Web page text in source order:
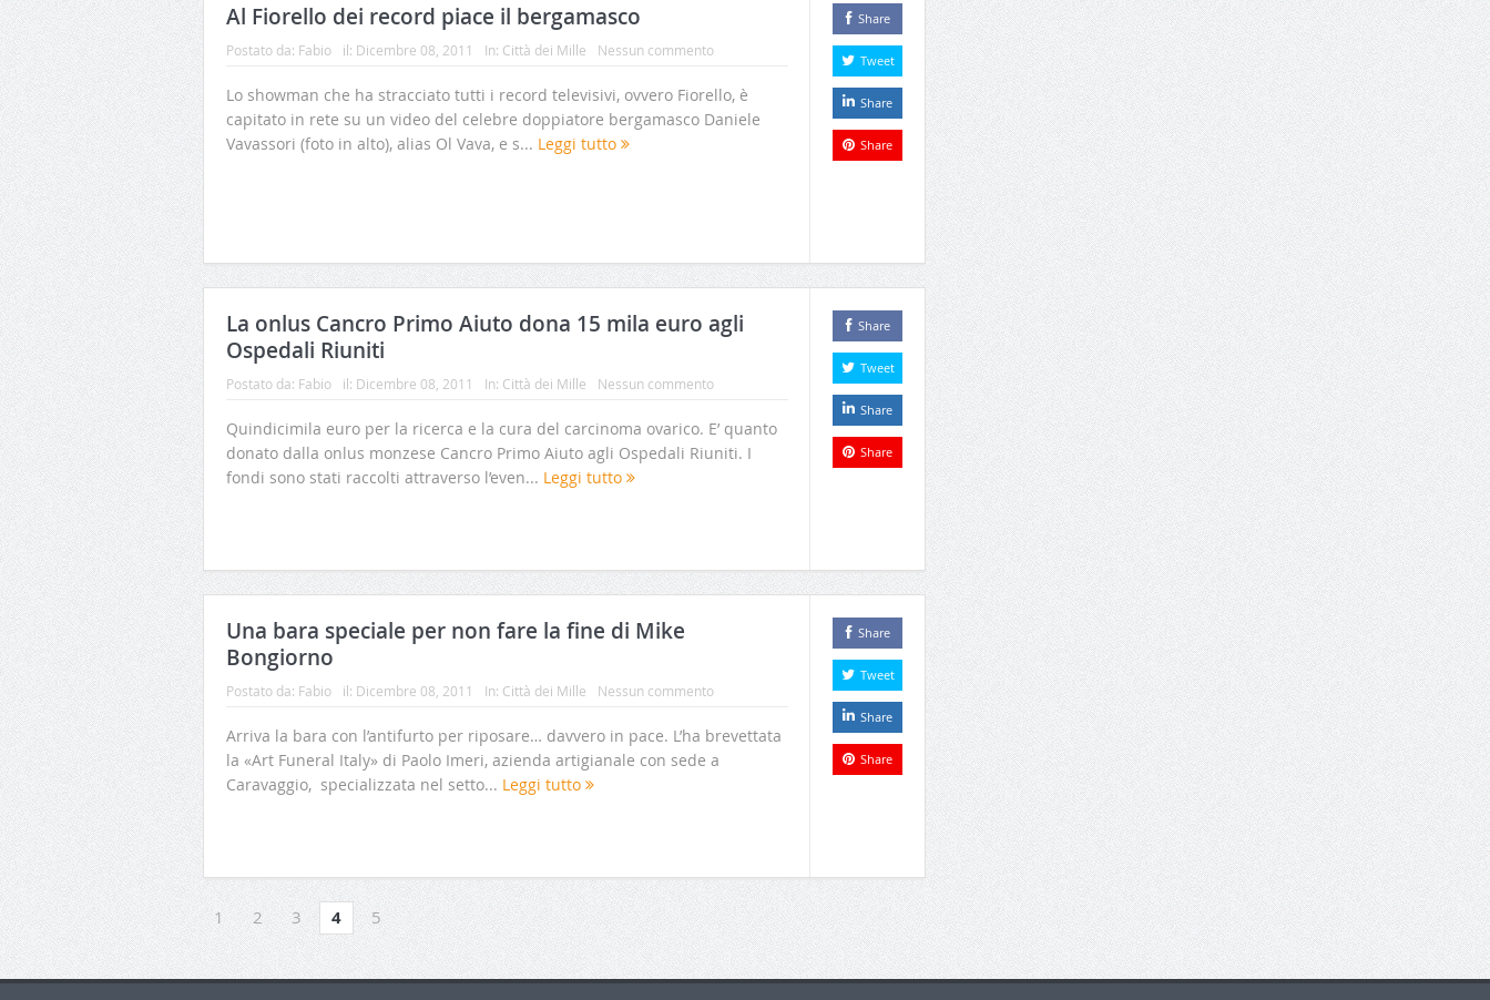
Al Fiorello dei record piace il bergamasco
Postato da: Fabio il: Dicembre 08, 2011 In: Città dei Mille Nessun commento
Lo showman che ha stracciato tutti i record televisivi, ovvero Fiorello, è
capitato in rete su un video del celebre doppiatore bergamasco Daniele
Vavassori (foto in alto), alias Ol Vava, e s... Leggi tutto
Share
Tweet
Share
Share
La onlus Cancro Primo Aiuto dona 15 mila euro agli
Ospedali Riuniti
Postato da: Fabio il: Dicembre 08, 2011 In: Città dei Mille Nessun commento
Quindicimila euro per la ricerca e la cura del carcinoma ovarico. E’ quanto
donato dalla onlus monzese Cancro Primo Aiuto agli Ospedali Riuniti. I
fondi sono stati raccolti attraverso l’even... Leggi tutto
Share
Tweet
Share
Share
Una bara speciale per non fare la fine di Mike
Bongiorno
Postato da: Fabio il: Dicembre 08, 2011 In: Città dei Mille Nessun commento
Arriva la bara con l’antifurto per riposare… davvero in pace. L’ha brevettata
la «Art Funeral Italy» di Paolo Imeri, azienda artigianale con sede a
Caravaggio, specializzata nel setto... Leggi tutto
Share
Tweet
Share
Share
1 2 3 4 5